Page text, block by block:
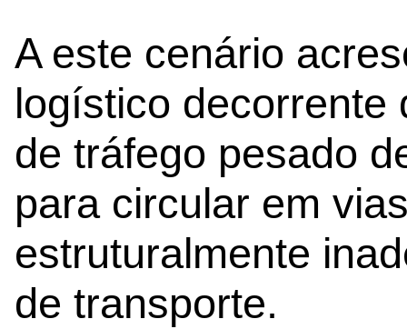
A este cenário
logístico decorrente
de tráfego pesado
para circular em
estruturalmente
de transporte.